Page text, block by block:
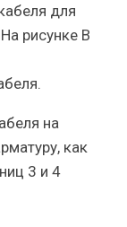
для
рисунке В
на
как
3 и 4